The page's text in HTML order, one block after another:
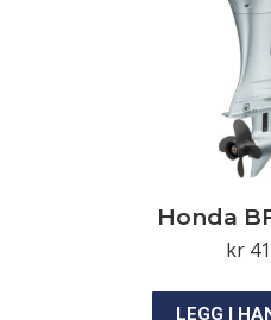
Honda
kr
LEGG I